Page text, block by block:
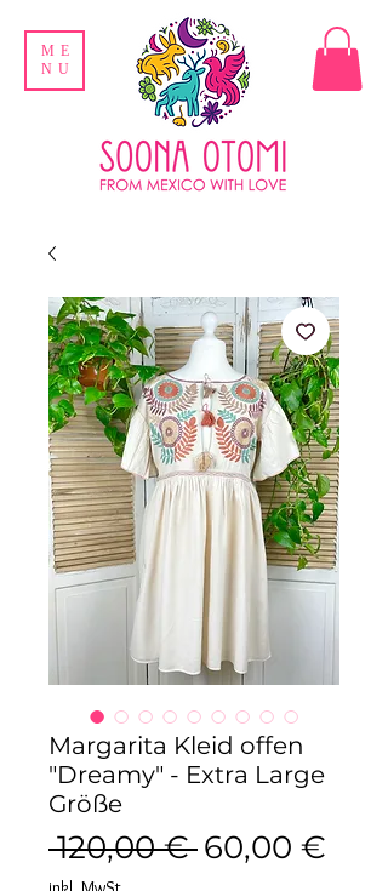
ME
NU
Margarita Kleid offen
"Dreamy" - Extra Large
Größe
120,00 € 60,00 €